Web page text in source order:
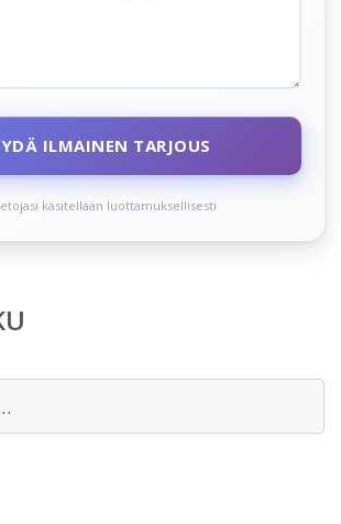
ILMAINEN TARJOUS
käsitellään luottamuksellisesti